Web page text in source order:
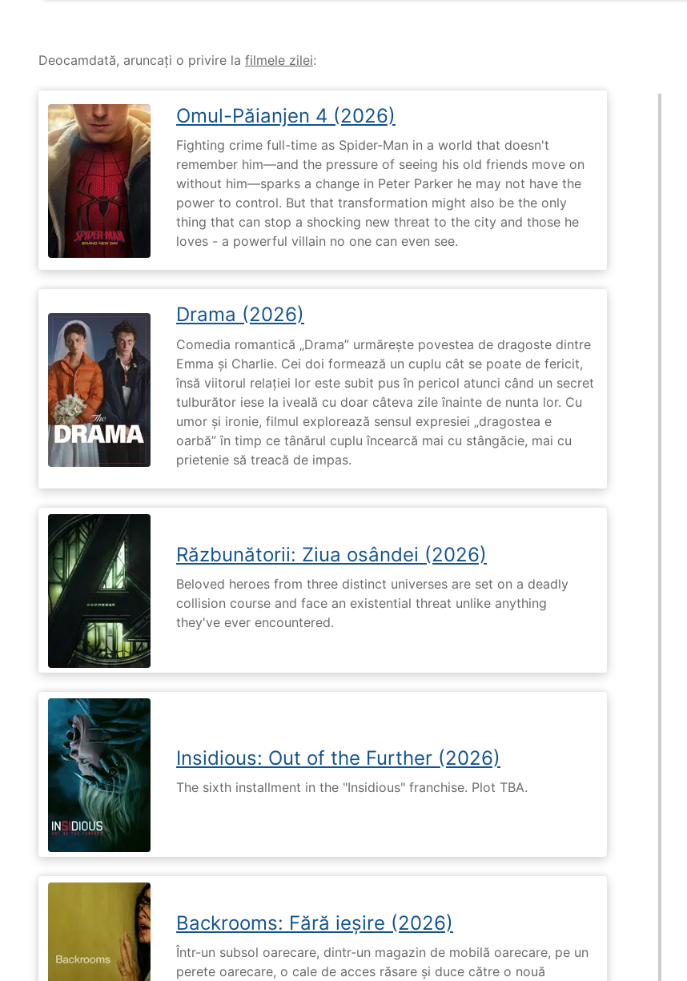
Deocamdată, aruncați o privire la filmele zilei:
Omul-Păianjen 4 (2026)
Fighting crime full-time as Spider-Man in a world that doesn't
remember him—and the pressure of seeing his old friends move on
without him—sparks a change in Peter Parker he may not have the
power to control. But that transformation might also be the only
thing that can stop a shocking new threat to the city and those he
loves - a powerful villain no one can even see.
Drama (2026)
Comedia romantică „Drama” urmărește povestea de dragoste dintre
Emma și Charlie. Cei doi formează un cuplu cât se poate de fericit,
însă viitorul relației lor este subit pus în pericol atunci când un secret
tulburător iese la iveală cu doar câteva zile înainte de nunta lor. Cu
umor și ironie, filmul explorează sensul expresiei „dragostea e
oarbă” în timp ce tânărul cuplu încearcă mai cu stângăcie, mai cu
prietenie să treacă de impas.
Răzbunătorii: Ziua osândei (2026)
Beloved heroes from three distinct universes are set on a deadly
collision course and face an existential threat unlike anything
they've ever encountered.
Insidious: Out of the Further (2026)
The sixth installment in the "Insidious" franchise. Plot TBA.
Backrooms: Fără ieșire (2026)
Într-un subsol oarecare, dintr-un magazin de mobilă oarecare, pe un
perete oarecare, o cale de acces răsare și duce către o nouă